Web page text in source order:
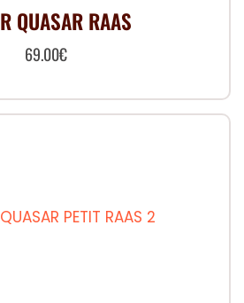
QUASAR RAAS
69.00€